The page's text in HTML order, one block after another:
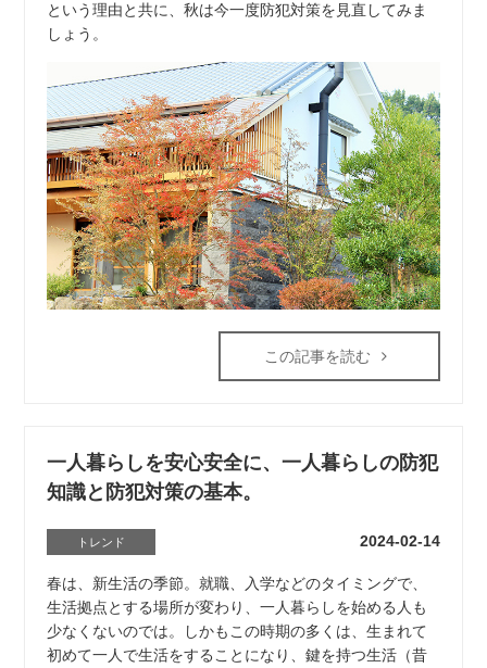
という理由と共に、秋は今一度防犯対策を見直してみま
しょう。
この記事を読む
一人暮らしを安心安全に、一人暮らしの防犯
知識と防犯対策の基本。
トレンド 2024-02-14
春は、新生活の季節。就職、入学などのタイミングで、
生活拠点とする場所が変わり、一人暮らしを始める人も
少なくないのでは。しかもこの時期の多くは、生まれて
初めて一人で生活をすることになり、鍵を持つ生活（昔